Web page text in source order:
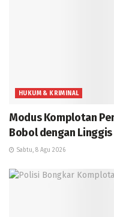
HUKUM & KRIMINAL
Modus Komplotan
Bobol dengan
Sabtu, 8 Agu 2026